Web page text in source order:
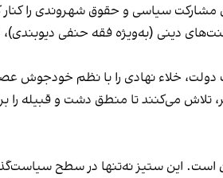
مشارکت سیاسی و حقوق شهروندی را کنار
دینی (به‌ویژه فقه حنفی دیوبندی)،
دولت، خلاء نهادی را با نظم خودجوش
تلاش می‌کنند تا منطق دشت و قبیله را
است. این ستیز نه‌تنها در سطح